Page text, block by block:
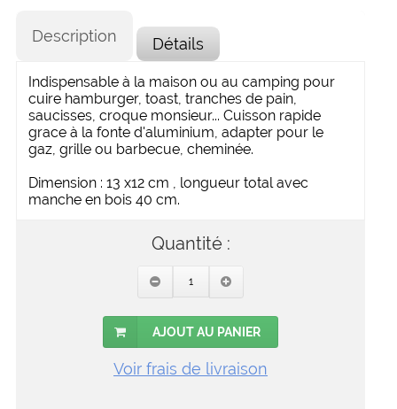
Description Détails
Indispensable à la maison ou au camping pour
cuire hamburger, toast, tranches de pain,
saucisses, croque monsieur... Cuisson rapide
grace à la fonte d'aluminium, adapter pour le
gaz, grille ou barbecue, cheminée.
Dimension : 13 x12 cm , longueur total avec
manche en bois 40 cm.
Quantité :
AJOUT AU PANIER
Voir frais de livraison